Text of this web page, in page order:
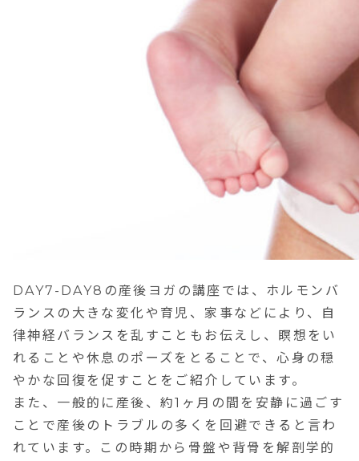
DAY7-DAY8の産後ヨガの講座では、ホルモンバ
ランスの大きな変化や育児、家事などにより、自
律神経バランスを乱すこともお伝えし、 瞑想をい
れることや休息のポーズをとることで、心身の穏
やかな回復を促す ことをご紹介しています。
また、一般的に産後、約1ヶ月の間を安静に過ごす
ことで産後のトラブルの多くを回避できると言わ
れています。
この時期から骨盤や背骨を解剖学的